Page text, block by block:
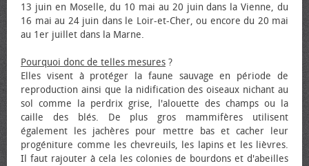
13 juin en Moselle, du 10 mai au 20 juin dans la Vienne, du
16 mai au 24 juin dans le Loir-et-Cher, ou encore du 20 mai
au 1er juillet dans la Marne.
Pourquoi donc de telles mesures ?
Elles visent à protéger la faune sauvage en période de
reproduction ainsi que la nidification des oiseaux nichant au
sol comme la perdrix grise, l'alouette des champs ou la
caille des blés. De plus gros mammifères utilisent
également les jachères pour mettre bas et cacher leur
progéniture comme les chevreuils, les lapins et les lièvres.
Il faut rajouter à cela les colonies de bourdons et d'abeilles